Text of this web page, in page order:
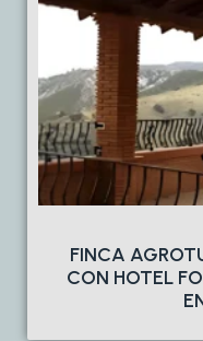
FINCA
CON HOTEL